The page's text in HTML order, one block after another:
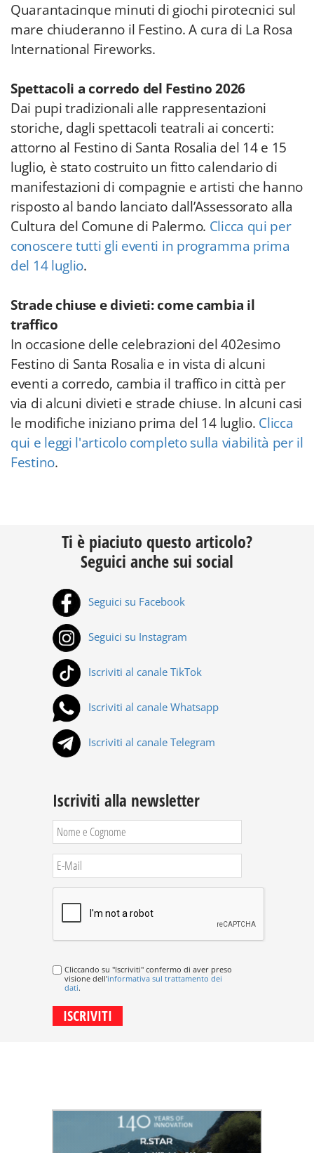
Quarantacinque minuti di giochi pirotecnici sul
mare chiuderanno il Festino. A cura di La Rosa
International Fireworks.
Spettacoli a corredo del Festino 2026
Dai pupi tradizionali alle rappresentazioni
storiche, dagli spettacoli teatrali ai concerti:
attorno al Festino di Santa Rosalia del 14 e 15
luglio, è stato costruito un fitto calendario di
manifestazioni di compagnie e artisti che hanno
risposto al bando lanciato dall’Assessorato alla
Cultura del Comune di Palermo. Clicca qui per
conoscere tutti gli eventi in programma prima
del 14 luglio.
Strade chiuse e divieti: come cambia il
traffico
In occasione delle celebrazioni del 402esimo
Festino di Santa Rosalia e in vista di alcuni
eventi a corredo, cambia il traffico in città per
via di alcuni divieti e strade chiuse. In alcuni casi
le modifiche iniziano prima del 14 luglio. Clicca
qui e leggi l'articolo completo sulla viabilità per il
Festino.
Ti è piaciuto questo articolo?
Seguici anche sui social
Seguici su Facebook
Seguici su Instagram
Iscriviti al canale TikTok
Iscriviti al canale Whatsapp
Iscriviti al canale Telegram
Iscriviti alla newsletter
Cliccando su "Iscriviti" confermo di aver preso
visione dell'informativa sul trattamento dei
dati.